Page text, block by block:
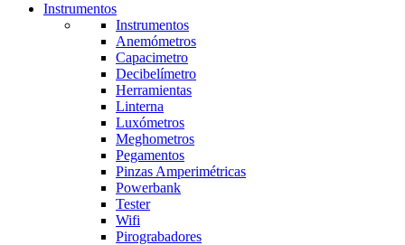
Instrumentos
Instrumentos
Anemómetros
Capacimetro
Decibelímetro
Herramientas
Linterna
Luxómetros
Meghometros
Pegamentos
Pinzas Amperimétricas
Powerbank
Tester
Wifi
Pirograbadores